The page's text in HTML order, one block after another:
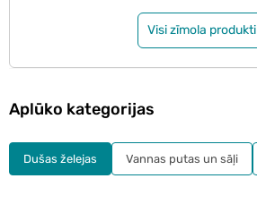
Visi zīmola produkti
Aplūko kategorijas
Dušas želejas Vannas putas un sāļi